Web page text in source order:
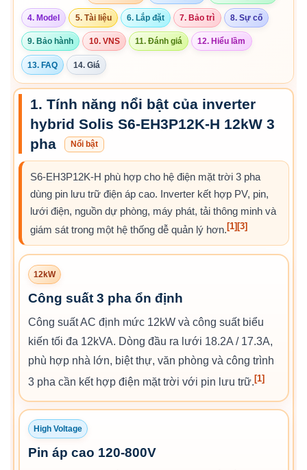
4. Model 5. Tài liệu 6. Lắp đặt 7. Bảo trì 8. Sự cố
9. Bảo hành 10. VNS 11. Đánh giá 12. Hiểu lầm
13. FAQ 14. Giá
1. Tính năng nổi bật của inverter
hybrid Solis S6-EH3P12K-H 12kW 3
pha
Nổi bật
S6-EH3P12K-H phù hợp cho hệ điện mặt trời 3 pha
dùng pin lưu trữ điện áp cao. Inverter kết hợp PV, pin,
lưới điện, nguồn dự phòng, máy phát, tải thông minh và
giám sát trong một hệ thống dễ quản lý hơn. [1] [3]
12kW
Công suất 3 pha ổn định
Công suất AC định mức 12kW và công suất biểu
kiến tối đa 12kVA. Dòng đầu ra lưới 18.2A / 17.3A,
phù hợp nhà lớn, biệt thự, văn phòng và công trình
3 pha cần kết hợp điện mặt trời với pin lưu trữ. [1]
High Voltage
Pin áp cao 120-800V